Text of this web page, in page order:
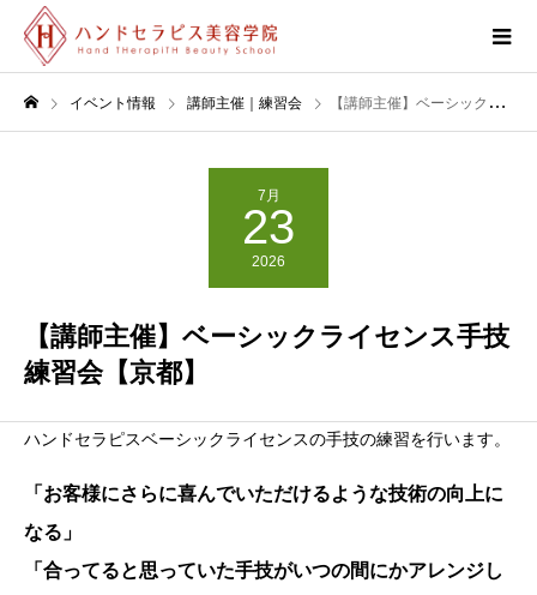
イベント情報 講師主催｜練習会 【講師主催】ベーシックライセンス手技練習会【京都】
7月
23
2026
【講師主催】ベーシックライセンス手技
練習会【京都】
ハンドセラピスベーシックライセンスの手技の練習を行います。
「お客様にさらに喜んでいただけるような技術の向上に
なる」
「合ってると思っていた手技がいつの間にかアレンジし